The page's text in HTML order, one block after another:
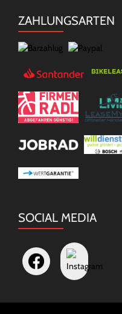
ZAHLUNGSARTEN
SOCIAL MEDIA